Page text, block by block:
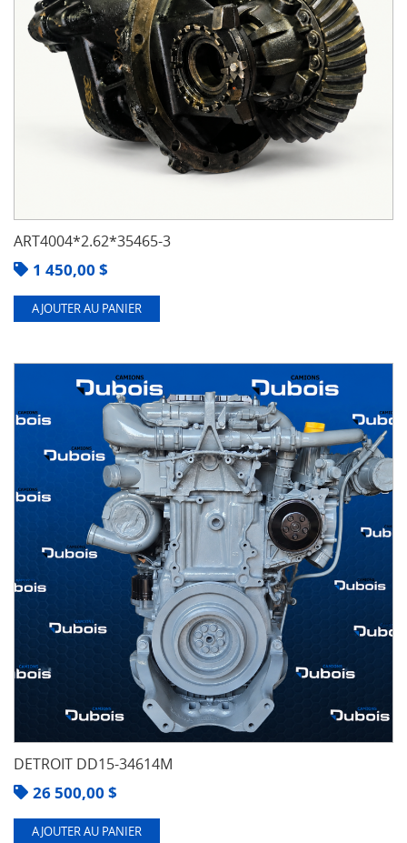
ART4004*2.62*35465-3
1 450,00 $
AJOUTER AU PANIER
DETROIT DD15-34614M
26 500,00 $
AJOUTER AU PANIER